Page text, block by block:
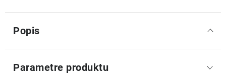
Popis
Parametre produktu